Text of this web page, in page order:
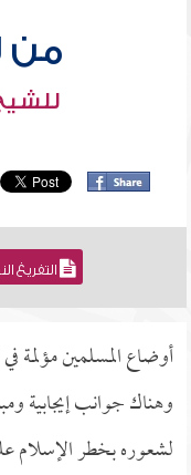
من
التفريغ
أوضاع المسلمين مؤلمة
وهناك جوانب إيجابية
لشعوره بخطر الإسلام